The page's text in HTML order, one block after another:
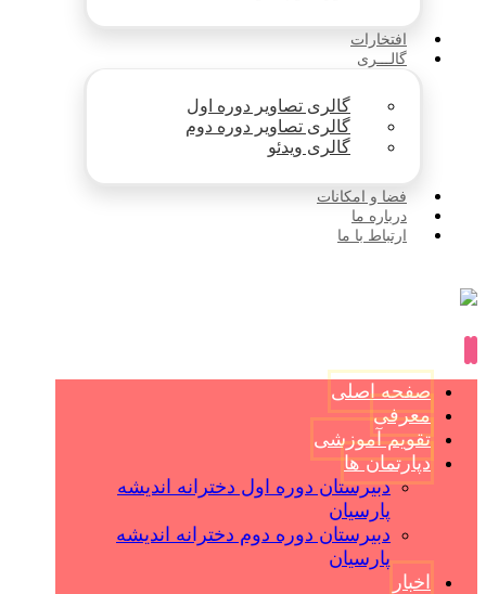
افتخارات
گالـــری
گالری تصاویر دوره اول
گالری تصاویر دوره دوم
گالری ویدئو
فضا و امکانات
درباره ما
ارتباط با ما
صفحه اصلی
معرفی
تقویم آموزشی
دپارتمان ها
دبیرستان دوره اول دخترانه اندیشه
پارسیان
دبیرستان دوره دوم دخترانه اندیشه
پارسیان
اخبار